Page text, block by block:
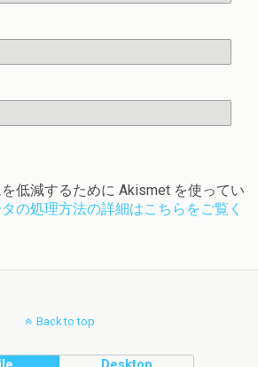
低減するために Akismet を使ってい
の処理方法の詳細はこちらをご覧く
Back to top